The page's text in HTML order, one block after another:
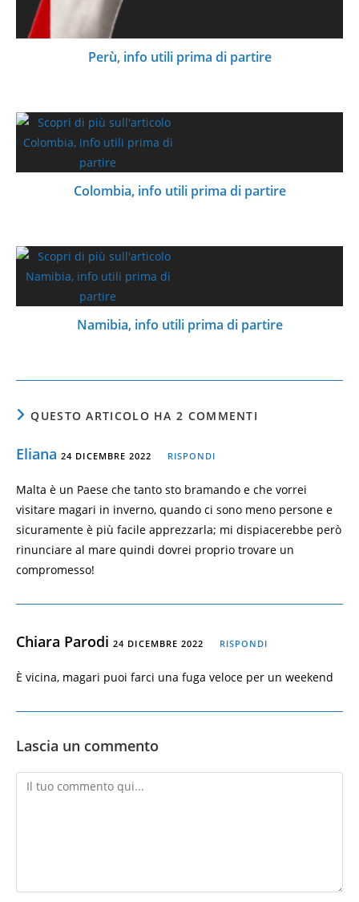
Perù, info utili prima di partire
Colombia, info utili prima di partire
Namibia, info utili prima di partire
QUESTO ARTICOLO HA 2 COMMENTI
Eliana 24 DICEMBRE 2022 RISPONDI
Malta è un Paese che tanto sto bramando e che vorrei
visitare magari in inverno, quando ci sono meno persone e
sicuramente è più facile apprezzarla; mi dispiacerebbe però
rinunciare al mare quindi dovrei proprio trovare un
compromesso!
Chiara Parodi 24 DICEMBRE 2022 RISPONDI
È vicina, magari puoi farci una fuga veloce per un weekend
Lascia un commento
Commento